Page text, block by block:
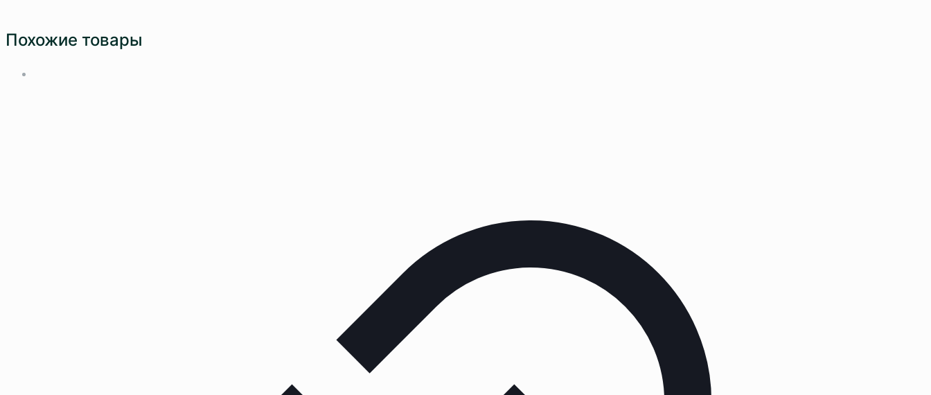
Похожие товары